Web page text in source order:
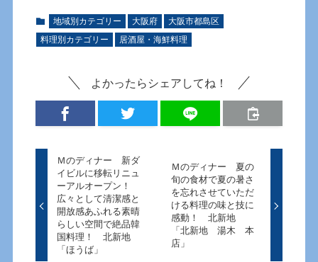
地域別カテゴリー 大阪府
大阪市都島区
料理別カテゴリー
居酒屋・海鮮料理
よかったらシェアしてね！
Ｍのディナー 新ダ
イビルに移転リニュ
ーアルオープン！
広々として清潔感と
開放感あふれる素晴
らしい空間で絶品韓
国料理！ 北新地
「ほうば」
Ｍのディナー 夏の
旬の食材で夏の暑さ
を忘れさせていただ
ける料理の味と技に
感動！ 北新地
「北新地 湯木 本
店」